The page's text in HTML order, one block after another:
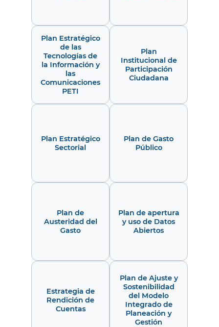
Plan Estratégico
de las
Tecnologías de
la Información y
las
Comunicaciones
PETI
Plan
Institucional de
Participación
Ciudadana
Plan Estratégico
Sectorial
Plan de Gasto
Público
Plan de
Austeridad del
Gasto
Plan de apertura
y uso de Datos
Abiertos
Estrategia de
Rendición de
Cuentas
Plan de Ajuste y
Sostenibilidad
del Modelo
Integrado de
Planeación y
Gestión